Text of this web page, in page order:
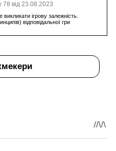
78 від 23.08.2023
ігрову залежність.
відповідальної гри